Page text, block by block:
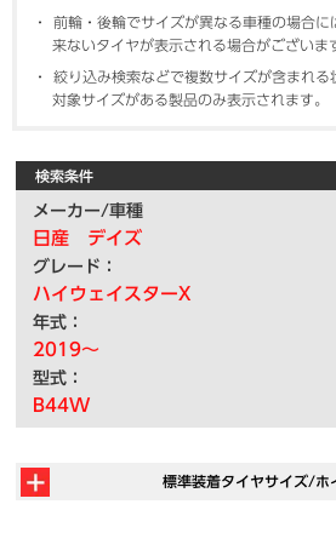
前輪・後輪でサイズが異なる車種の場合に
来ないタイヤが表示される場合がございま
絞り込み検索などで複数サイズが含まれる
対象サイズがある製品のみ表示されます。
検索条件
メーカー/車種
日産 デイズ
グレード：
ハイウェイスターX
年式：
2019～
型式：
B44W
標準装着タイヤサイズ/ホ